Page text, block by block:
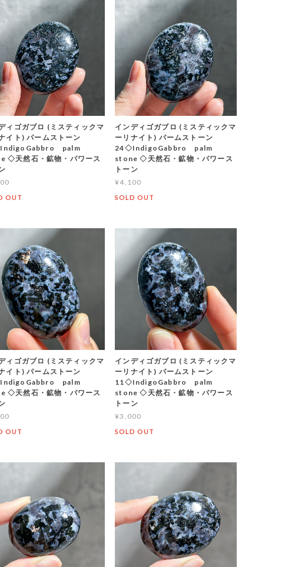
ィゴガブロ (ミスティックマ
イト) パームストーン
palm
◇天然石・鉱物・パワース
OUT
インディゴガブロ (ミスティックマ
ーリナイト) パームストーン
24◇IndigoGabbro palm
stone ◇天然石・鉱物・パワース
トーン
¥4,100
SOLD OUT
ィゴガブロ (ミスティックマ
イト) パームストーン
palm
◇天然石・鉱物・パワース
OUT
インディゴガブロ (ミスティックマ
ーリナイト) パームストーン
11◇IndigoGabbro palm
stone ◇天然石・鉱物・パワース
トーン
¥3,000
SOLD OUT